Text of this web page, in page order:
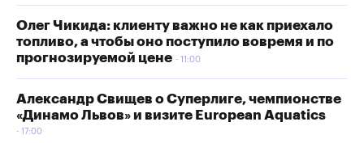
Олег Чикида: клиенту важно не как приехало
топливо, а чтобы оно поступило вовремя и по
прогнозируемой цене
11:00
Александр Свищев о Суперлиге, чемпионстве
«Динамо Львов» и визите European Aquatics
17:00